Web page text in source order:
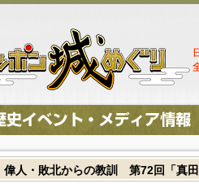
偉人・敗北からの教訓 第72回「真田